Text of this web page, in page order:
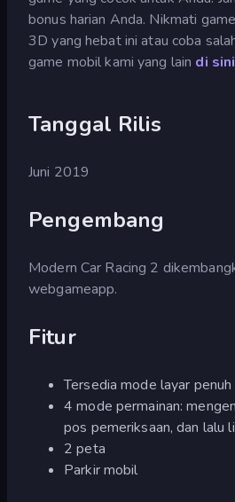
bonus harian Anda. Nikmati
3D yang hebat ini atau coba
game mobil kami yang lain di sini
Tanggal Rilis
Juni 2019
Pengembang
Modern Car Racing 2
webgameapp.
Fitur
Tersedia mode layar penuh
4 mode permainan:
pos pemeriksaan, dan lalu
2 peta
Parkir mobil